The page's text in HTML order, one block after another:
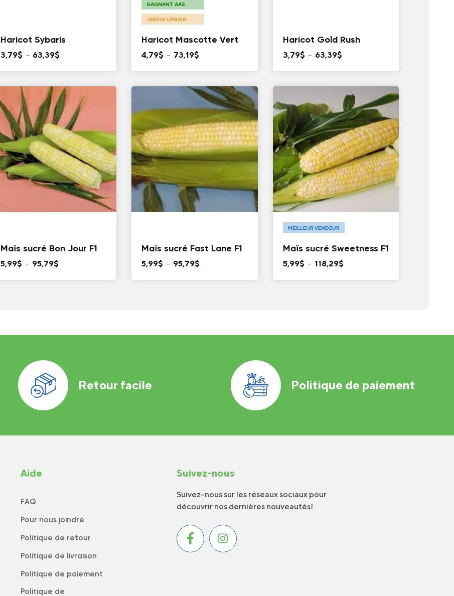
Haricot Sybaris
3,79$ – 63,39$
3,79$
à
63,39$
GAGNANT AAS
JARDIN URBAIN
Haricot Mascotte Vert
4,79$ – 73,19$
4,79$
à
73,19$
Haricot Gold Rush
3,79$ – 63,39$Plage
à
63,39$
Maïs sucré Bon Jour F1
5,99$ – 95,79$
Maïs sucré Fast Lane F1
5,99$ – 95,79$
MEILLEUR VENDEUR
Maïs sucré Sweetness F1
5,99$ – 118,29$Plage
Retour facile Politique de paiement
Aide
FAQ
Pour nous joindre
Politique de retour
Politique de livraison
Politique de paiement
Politique de
Suivez-nous
Suivez-nous sur les réseaux sociaux pour
découvrir nos dernières nouveautés!